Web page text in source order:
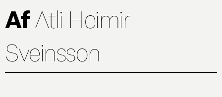
AfAtli Heimir
Sveinsson